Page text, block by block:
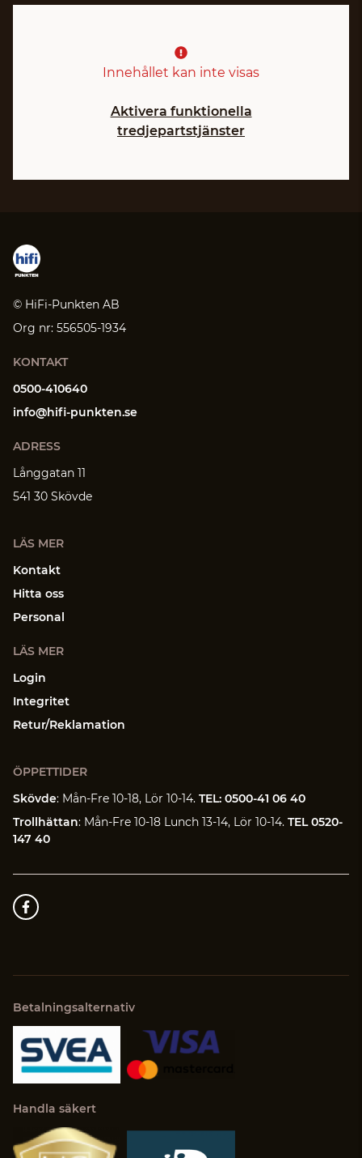
Innehållet kan inte visas
Aktivera funktionella
tredjepartstjänster
© HiFi-Punkten AB
Org nr: 556505-1934
KONTAKT
0500-410640
info@hifi-punkten.se
ADRESS
Långgatan 11
541 30 Skövde
LÄS MER
Kontakt
Hitta oss
Personal
LÄS MER
Login
Integritet
Retur/Reklamation
ÖPPETTIDER
Skövde: Mån-Fre 10-18, Lör 10-14. TEL: 0500-41 06 40
Trollhättan: Mån-Fre 10-18 Lunch 13-14, Lör 10-14. TEL 0520-
147 40
Betalningsalternativ
Handla säkert